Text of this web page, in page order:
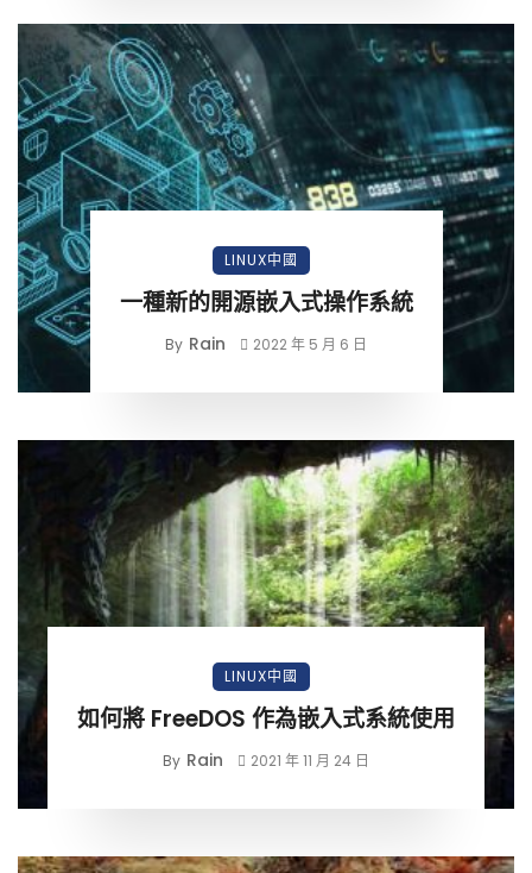
LINUX中國
一種新的開源嵌入式操作系統
By Rain 2022 年 5 月 6 日
LINUX中國
如何將 FreeDOS 作為嵌入式系統使用
By Rain 2021 年 11 月 24 日